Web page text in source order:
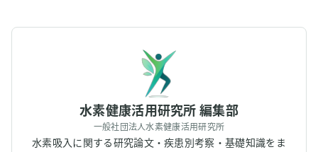
水素健康活用研究所 編集部
一般社団法人水素健康活用研究所
水素吸入に関する研究論文・疾患別考察・基礎知識をま